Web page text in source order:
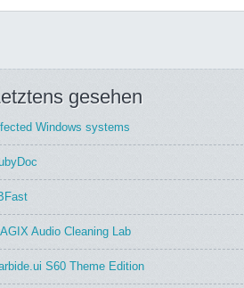
gesehen
Windows systems
Audio Cleaning Lab
S60 Theme Edition